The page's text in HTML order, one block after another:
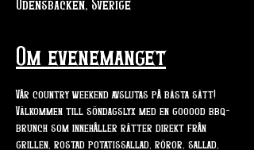
Odensbacken, Sverige
Om evenemanget
Vår country weekend avslutas på bästa sätt!
Välkommen till söndagslyx med en gooood bbq-
brunch som innehåller rätter direkt från
grillen, rostad potatissallad, röror, sallad,